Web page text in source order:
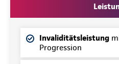
Invaliditätsleistung
Progression